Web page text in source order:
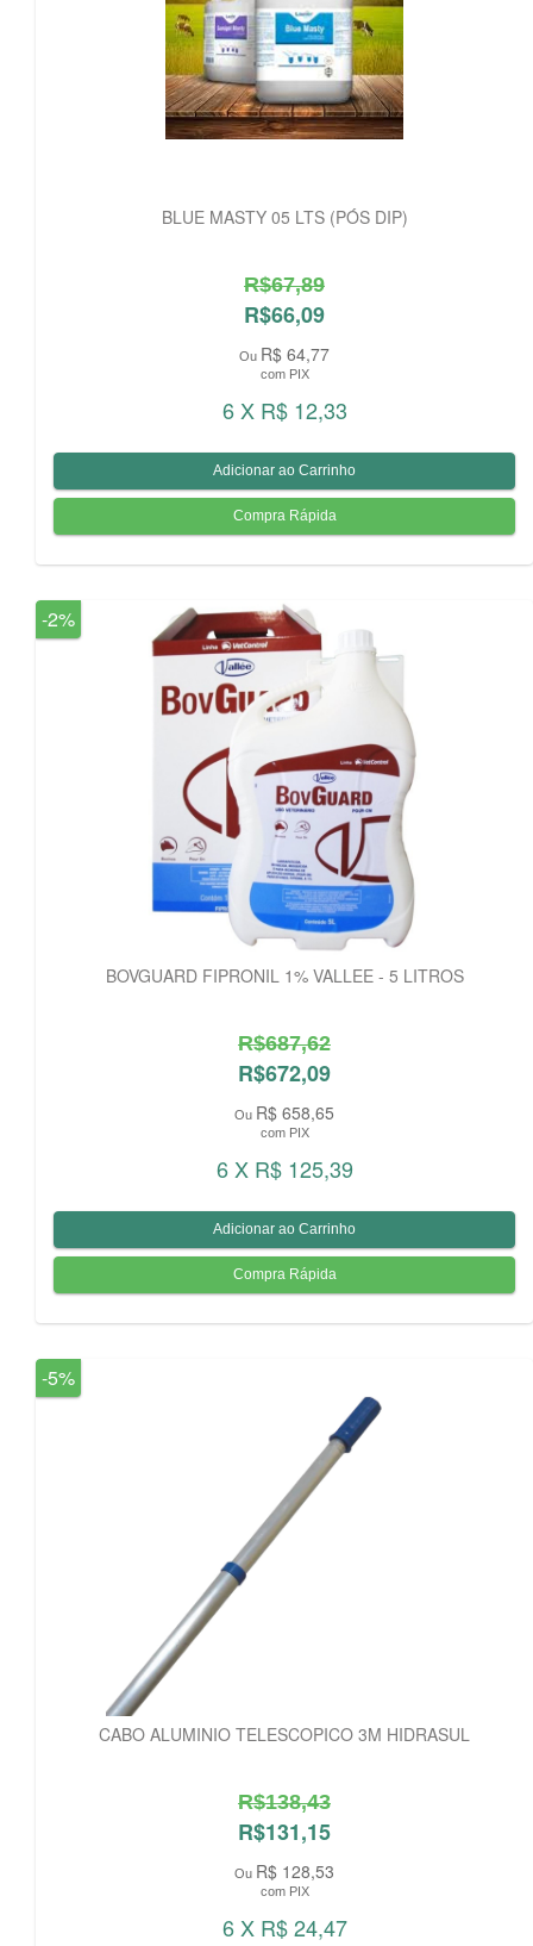
BLUE MASTY 05 LTS (PÓS DIP)
R$67,89
R$66,09
Ou R$ 64,77
com PIX
6 X R$ 12,33
-2%
BOVGUARD FIPRONIL 1% VALLEE - 5 LITROS
R$687,62
R$672,09
Ou R$ 658,65
com PIX
6 X R$ 125,39
-5%
CABO ALUMINIO TELESCOPICO 3M HIDRASUL
R$138,43
R$131,15
Ou R$ 128,53
com PIX
6 X R$ 24,47